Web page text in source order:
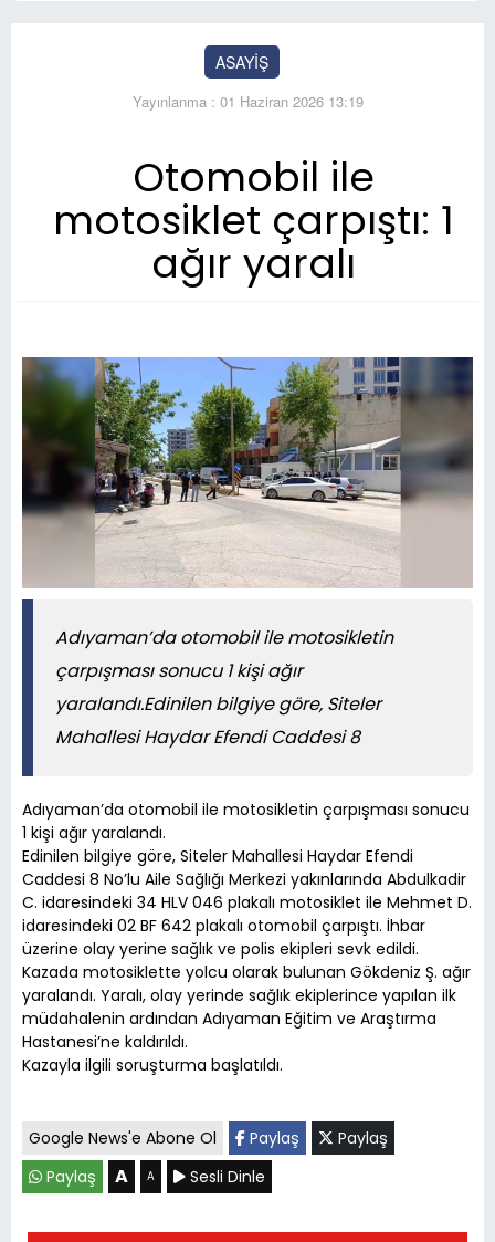
ASAYİŞ
Yayınlanma : 01 Haziran 2026 13:19
Otomobil ile
motosiklet çarpıştı: 1
ağır yaralı
Adıyaman’da otomobil ile motosikletin
çarpışması sonucu 1 kişi ağır
yaralandı.Edinilen bilgiye göre, Siteler
Mahallesi Haydar Efendi Caddesi 8
Adıyaman’da otomobil ile motosikletin çarpışması sonucu
1 kişi ağır yaralandı.
Edinilen bilgiye göre, Siteler Mahallesi Haydar Efendi
Caddesi 8 No’lu Aile Sağlığı Merkezi yakınlarında Abdulkadir
C. idaresindeki 34 HLV 046 plakalı motosiklet ile Mehmet D.
idaresindeki 02 BF 642 plakalı otomobil çarpıştı. İhbar
üzerine olay yerine sağlık ve polis ekipleri sevk edildi.
Kazada motosiklette yolcu olarak bulunan Gökdeniz Ş. ağır
yaralandı. Yaralı, olay yerinde sağlık ekiplerince yapılan ilk
müdahalenin ardından Adıyaman Eğitim ve Araştırma
Hastanesi’ne kaldırıldı.
Kazayla ilgili soruşturma başlatıldı.
Google News'e Abone Ol Paylaş
Paylaş
Paylaş
A A Sesli Dinle